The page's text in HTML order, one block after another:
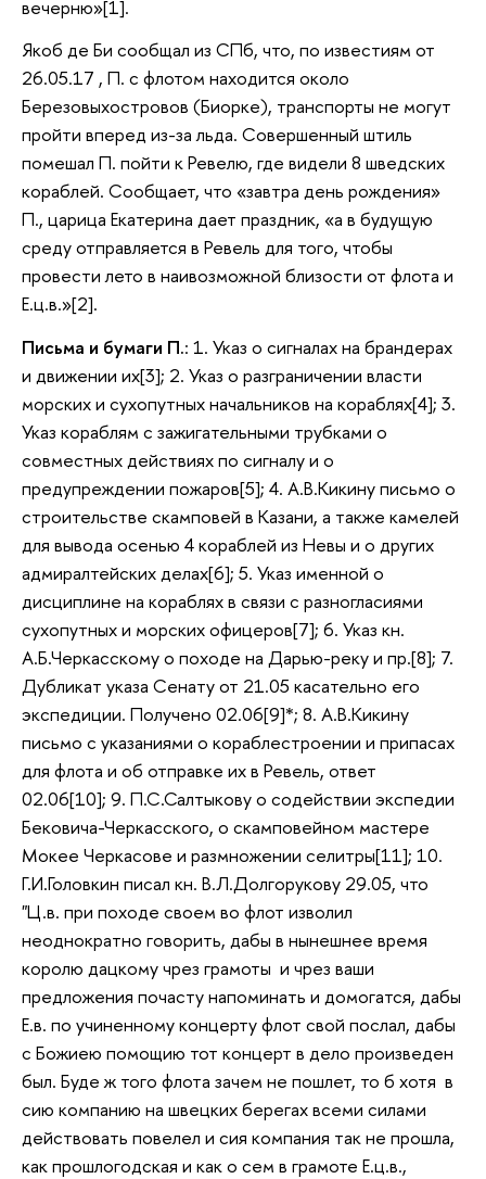
вечерню»[1].
Якоб де Би сообщал из СПб, что, по известиям от
26.05.17 , П. с флотом находится около
Березовыхостровов (Биорке), транспорты не могут
пройти вперед из-за льда. Совершенный штиль
помешал П. пойти к Ревелю, где видели 8 шведских
кораблей. Сообщает, что «завтра день рождения»
П., царица Екатерина дает праздник, «а в будущую
среду отправляется в Ревель для того, чтобы
провести лето в наивозможной близости от флота и
Е.ц.в.»[2].
Письма и бумаги П.: 1. Указ о сигналах на брандерах
и движении их[3]; 2. Указ о разграничении власти
морских и сухопутных начальников на кораблях[4]; 3.
Указ кораблям с зажигательными трубками о
совместных действиях по сигналу и о
предупреждении пожаров[5]; 4. А.В.Кикину письмо о
строительстве скамповей в Казани, а также камелей
для вывода осенью 4 кораблей из Невы и о других
адмиралтейских делах[6]; 5. Указ именной о
дисциплине на кораблях в связи с разногласиями
сухопутных и морских офицеров[7]; 6. Указ кн.
А.Б.Черкасскому о походе на Дарью-реку и пр.[8]; 7.
Дубликат указа Сенату от 21.05 касательно его
экспедиции. Получено 02.06[9]*; 8. А.В.Кикину
письмо с указаниями о кораблестроении и припасах
для флота и об отправке их в Ревель, ответ
02.06[10]; 9. П.С.Салтыкову о содействии экспедии
Бековича-Черкасского, о скамповейном мастере
Мокее Черкасове и размножении селитры[11]; 10.
Г.И.Головкин писал кн. В.Л.Долгорукову 29.05, что
"Ц.в. при походе своем во флот изволил
неоднократно говорить, дабы в нынешнее время
королю дацкому чрез грамоты и чрез ваши
предложения почасту напоминать и домогатся, дабы
Е.в. по учиненному концерту флот свой послал, дабы
с Божиею помощию тот концерт в дело произведен
был. Буде ж того флота зачем не пошлет, то б хотя в
сию компанию на швецких берегах всеми силами
действовать повелел и сия компания так не прошла,
как прошлогодская и как о сем в грамоте Е.ц.в.,